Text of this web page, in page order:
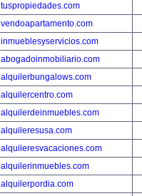
tuspropiedades.com
vendoapartamento.com
inmueblesyservicios.com
abogadoinmobiliario.com
alquilerbungalows.com
alquilercentro.com
alquilerdeinmuebles.com
alquileresusa.com
alquileresvacaciones.com
alquilerinmuebles.com
alquilerpordia.com